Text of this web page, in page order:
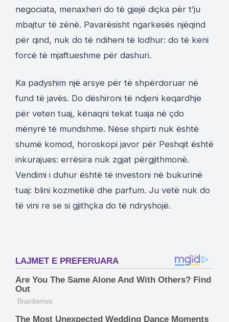
negociata, menaxheri do të gjejë diçka për t’ju
mbajtur të zënë. Pavarësisht ngarkesës njëqind
për qind, nuk do të ndiheni të lodhur: do të keni
forcë të mjaftueshme për dashuri.
Ka padyshim një arsye për të shpërdoruar në
fund të javës. Do dëshironi të ndjeni keqardhje
për veten tuaj, kënaqni tekat tuaja në çdo
mënyrë të mundshme. Nëse shpirti nuk është
shumë komod, horoskopi javor për Peshqit është
inkurajues: errësira nuk zgjat përgjithmonë.
Vendimi i duhur është të investoni në bukurinë
tuaj: blini kozmetikë dhe parfum. Ju vetë nuk do
të vini re se si gjithçka do të ndryshojë.